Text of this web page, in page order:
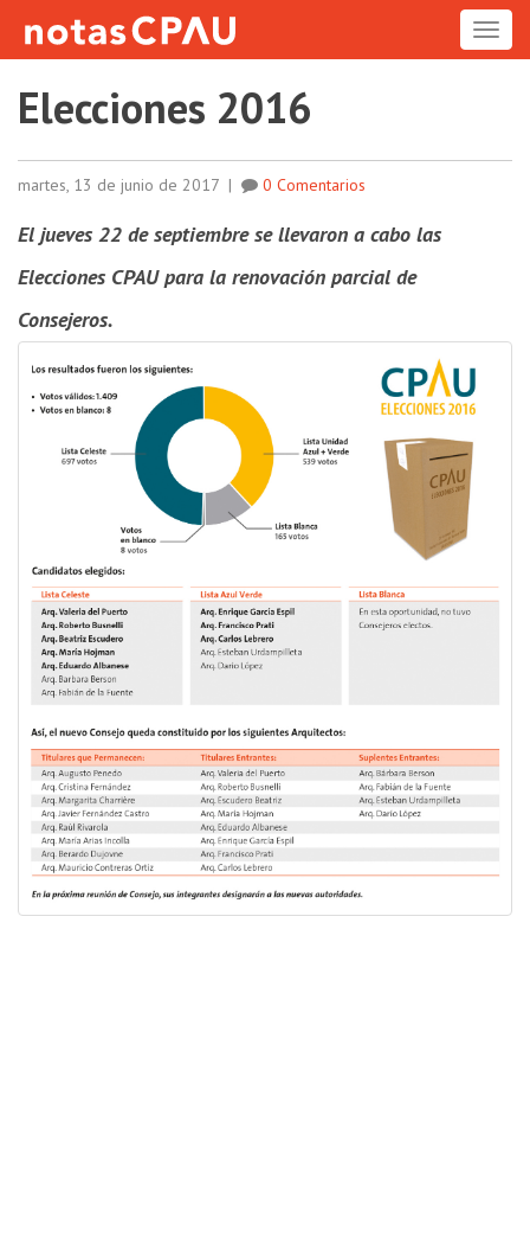
Elecciones 2016
martes, 13 de junio de 2017 | 0 Comentarios
El jueves 22 de septiembre se llevaron a cabo las
Elecciones CPAU para la renovación parcial de
Consejeros.